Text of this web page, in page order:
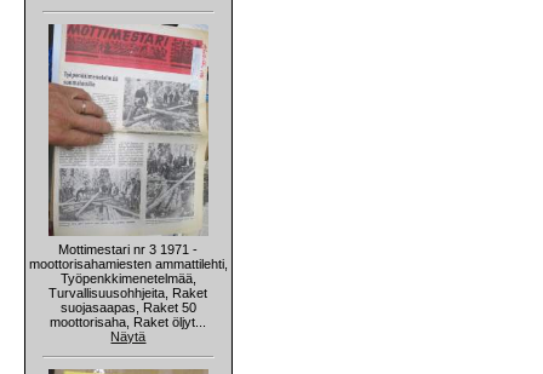
Mottimestari nr 3 1971 -
moottorisahamiesten ammattilehti,
Työpenkkimenetelmää,
Turvallisuusohhjeita, Raket
suojasaapas, Raket 50
moottorisaha, Raket öljyt...
Näytä